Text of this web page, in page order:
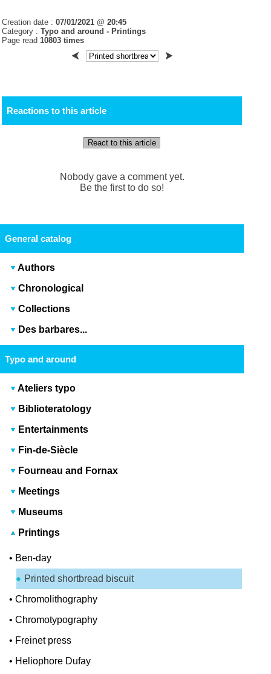
Creation date :07/01/2021 @ 20:45
Category :Typo and around - Printings
Page read 10803 times
Reactions to this article
React to this article
Nobody gave a comment yet.
Be the first to do so!
General catalog
Authors
Chronological
Collections
Des barbares...
Typo and around
Ateliers typo
Biblioteratology
Entertainments
Fin-de-Siècle
Fourneau and Fornax
Meetings
Museums
Printings
• Ben-day
Printed shortbread biscuit
•Chromolithography
•Chromotypography
• Freinet press
• Heliophore Dufay